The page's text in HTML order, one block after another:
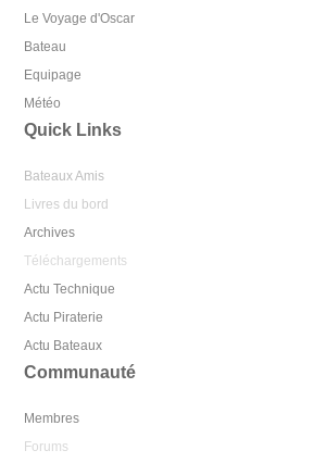
Le Voyage d'Oscar
Bateau
Equipage
Météo
Quick Links
Bateaux Amis
Livres du bord
Archives
Téléchargements
Actu Technique
Actu Piraterie
Actu Bateaux
Communauté
Membres
Forums